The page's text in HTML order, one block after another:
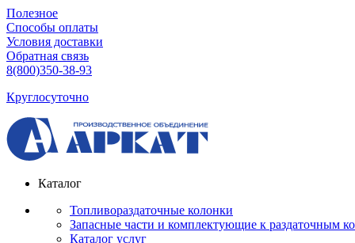
Полезное
Способы оплаты
Условия доставки
Обратная связь
8(800)350-38-93
Круглосуточно
Каталог
Топливораздаточные колонки
Запасные части и комплектующие к раздаточным
Каталог услуг